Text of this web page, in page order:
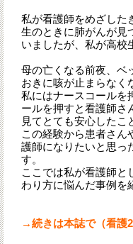
私が看護師をめざした
生のときに肺がんが見
いましたが、私が高校
母の亡くなる前夜、ベ
おきに咳が止まらなく
私にはナースコールを
ールを押すと看護師さ
見てとても安心したこ
この経験から患者さん
護師になりたいと思っ
す。
ここでは私が看護師と
わり方に悩んだ事例を
→続きは本誌で（看護